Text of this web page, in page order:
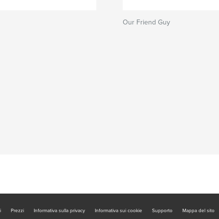
Our Friend Guy
Prezzi Informativa sulla privacy Informativa sui cookie Supporto Mappa del sito